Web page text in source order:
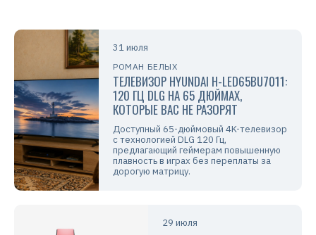
31 июля
РОМАН БЕЛЫХ
ТЕЛЕВИЗОР HYUNDAI H-LED65BU7011:
120 ГЦ DLG НА 65 ДЮЙМАХ,
КОТОРЫЕ ВАС НЕ РАЗОРЯТ
Доступный 65-дюймовый 4K-телевизор
с технологией DLG 120 Гц,
предлагающий геймерам повышенную
плавность в играх без переплаты за
дорогую матрицу.
29 июля